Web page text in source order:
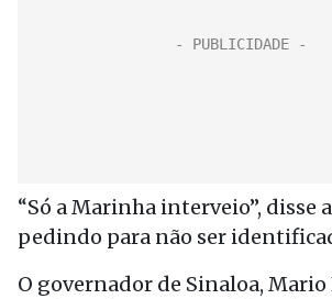
“Só a Marinha interveio”, disse
pedindo para não ser
O governador de Sinaloa, Mario